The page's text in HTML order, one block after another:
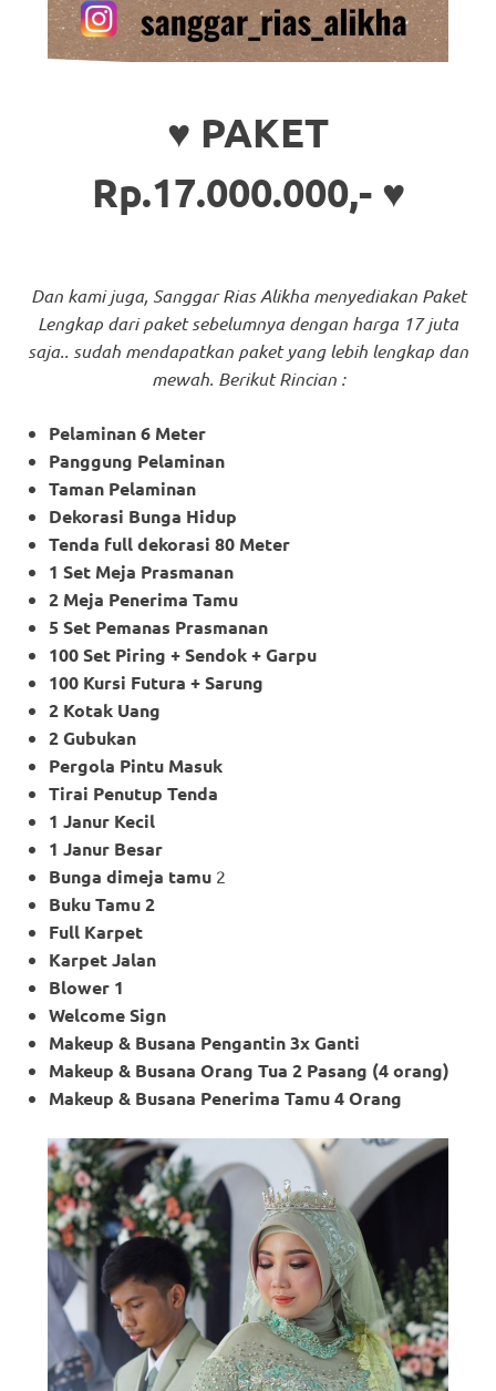
♥ PAKET
Rp.17.000.000,- ♥
Dan kami juga, Sanggar Rias Alikha menyediakan Paket
Lengkap dari paket sebelumnya dengan harga 17 juta
saja.. sudah mendapatkan paket yang lebih lengkap dan
mewah. Berikut Rincian :
Pelaminan 6 Meter
Panggung Pelaminan
Taman Pelaminan
Dekorasi Bunga Hidup
Tenda full dekorasi 80 Meter
1 Set Meja Prasmanan
2 Meja Penerima Tamu
5 Set Pemanas Prasmanan
100 Set Piring + Sendok + Garpu
100 Kursi Futura + Sarung
2 Kotak Uang
2 Gubukan
Pergola Pintu Masuk
Tirai Penutup Tenda
1 Janur Kecil
1 Janur Besar
Bunga dimeja tamu 2
Buku Tamu 2
Full Karpet
Karpet Jalan
Blower 1
Welcome Sign
Makeup & Busana Pengantin 3x Ganti
Makeup & Busana Orang Tua 2 Pasang (4 orang)
Makeup & Busana Penerima Tamu 4 Orang